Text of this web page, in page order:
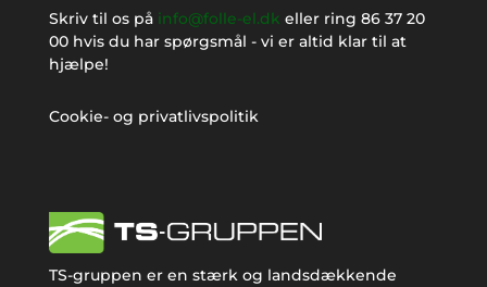
Skriv til os på info@folle-el.dk eller ring 86 37 20
00hvis du har spørgsmål - vi er altid klar til at
hjælpe!
Cookie- og privatlivspolitik
TS-gruppen er en stærk og landsdækkende